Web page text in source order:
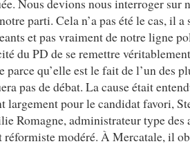
Nous devions nous interroger sur
parti. Cela n’a pas été le cas, il a
et pas vraiment de notre ligne
du PD de se remettre
parce qu’elle est le fait de l’un des
pas de débat. La cause était
largement pour le candidat favori,
Romagne, administrateur type des
réformiste modéré. À Mercatale, il